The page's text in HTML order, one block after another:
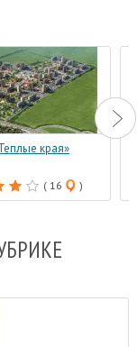
края»
( 16 )